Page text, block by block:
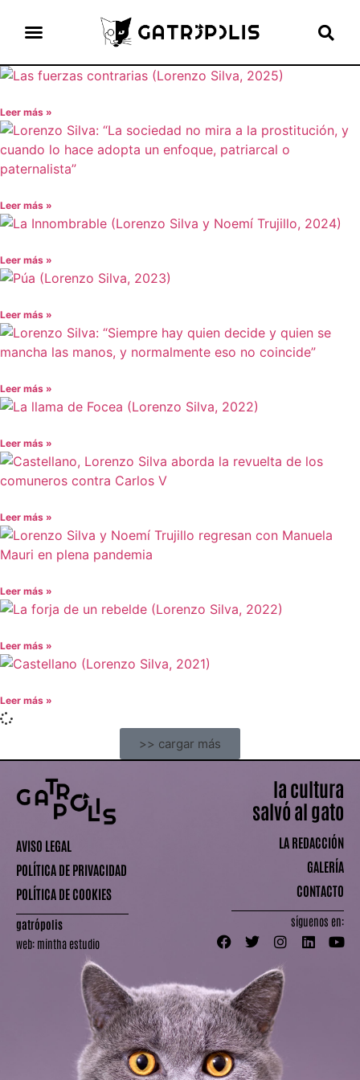
Leer más »
Leer más »
Leer más »
Leer más »
Leer más »
Leer más »
Leer más »
Leer más »
Leer más »
Leer más »
>> cargar más
AVISO LEGAL
POLÍTICA DE PRIVACIDAD
POLÍTICA DE COOKIES
gatrópolis
web: mintha estudio
la cultura
salvó al gato
LA REDACCIÓN
GALERÍA
CONTACTO
síguenos en: